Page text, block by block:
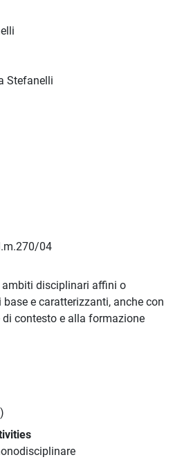
Stefanelli
04
disciplinari affini o
e caratterizzanti, anche con
contesto e alla formazione